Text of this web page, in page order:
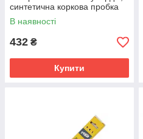
синтетична коркова пробка
В наявності
432 ₴
Купити